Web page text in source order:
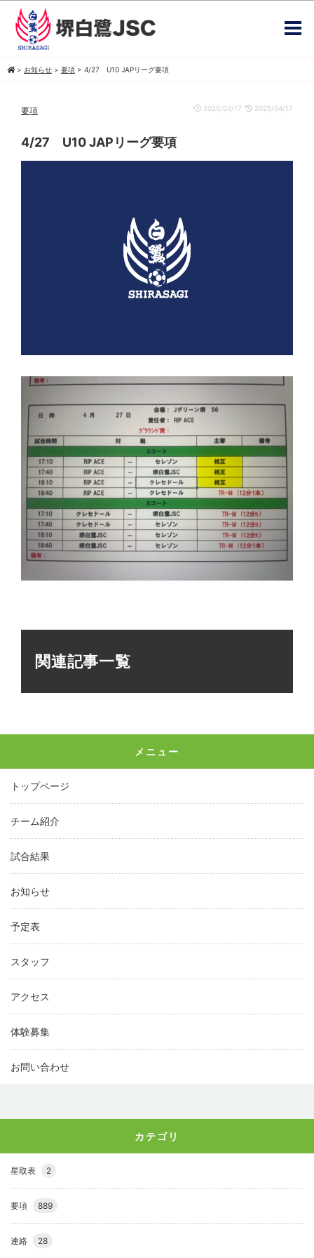
> お知らせ > 要項 > 4/27 U10 JAPリーグ要項
要項 2025/04/17 2025/04/17
4/27 U10 JAPリーグ要項
関連記事一覧
メニュー
トップページ
チーム紹介
試合結果
お知らせ
予定表
スタッフ
アクセス
体験募集
お問い合わせ
カテゴリ
星取表 2
要項 889
連絡 28